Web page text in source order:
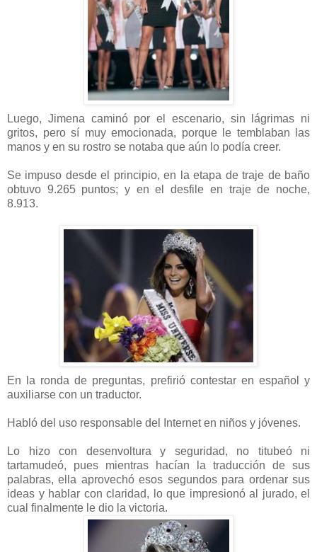
Luego, Jimena caminó por el escenario, sin lágrimas ni
gritos, pero sí muy emocionada, porque le temblaban las
manos y en su rostro se notaba que aún lo podía creer.
Se impuso desde el principio, en la etapa de traje de baño
obtuvo 9.265 puntos; y en el desfile en traje de noche,
8.913.
En la ronda de preguntas, prefirió contestar en español y
auxiliarse con un traductor.
Habló del uso responsable del Internet en niños y jóvenes.
Lo hizo con desenvoltura y seguridad, no titubeó ni
tartamudeó, pues mientras hacían la traducción de sus
palabras, ella aprovechó esos segundos para ordenar sus
ideas y hablar con claridad, lo que impresionó al jurado, el
cual finalmente le dio la victoria.